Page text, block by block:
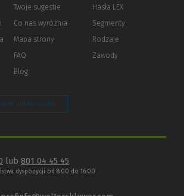
(Nowe
(Link
innej
innej
strony)
Twoje sugestie
Co nas wyróżnia
Mapa strony
FAQ
Blog
Hasła LEX
Segmenty
Rodzaje
Zawody
plików cookie
lub 801 04 45 45
dyspozycji od 8:00 do 16:00